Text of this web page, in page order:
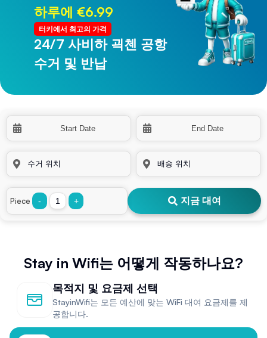
하루에 €6.99
터키에서 최고의 가격
24/7 사비하 괵첸 공항
수거 및 반납
24/7 트라브존 공항
수거 및 반납
Piece - + 지금 대여
Stay in Wifi는 어떻게 작동하나요?
목적지 및 요금제 선택
StayinWifi는 모든 예산에 맞는 WiFi 대여 요금제를 제
공합니다.